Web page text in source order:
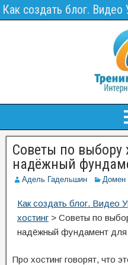
Как создать блог. Видео
Советы по выбору
надёжный
Адель Гадельшин Домен
Как создать блог. Видео
хостинг > Советы по
надёжный фундамент для
Про хостинг говорят, что